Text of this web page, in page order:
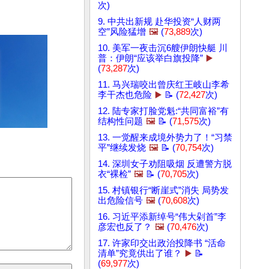
次)
9. 中共出新规 赴华投资“人财两
空”风险猛增 🖼️ (73,889次)
10. 美军一夜击沉6艘伊朗快艇 川
普：伊朗“应该举白旗投降” ▶️
(73,287次)
11. 马兴瑞咬出曾庆红王岐山李希
李干杰也危险 ▶️ 📝 (72,427次)
12. 陆专家打脸党魁:“共同富裕”有
结构性问题 🖼️ 📝 (71,575次)
13. 一觉醒来成境外势力了！“习禁
平”继续发烧 🖼️ 📝 (70,754次)
14. 深圳女子劝阻吸烟 反遭警方脱
衣“裸检” 🖼️ 📝 (70,705次)
15. 村镇银行“断崖式”消失 局势发
出危险信号 🖼️ (70,608次)
16. 习近平添新绰号“伟大剁首”李
彦宏也反了？ 🖼️ (70,476次)
17. 许家印交出政治投降书 “活命
清单”究竟供出了谁？
▶️ 📝
(69,977次)